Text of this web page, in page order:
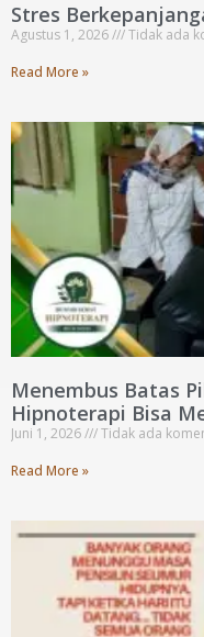
Stres
Agustus 1, 2026
Tidak ada
Read More »
Menembus Batas
Hipnoterapi Bisa
Juni 1, 2026
Tidak ada
Read More »